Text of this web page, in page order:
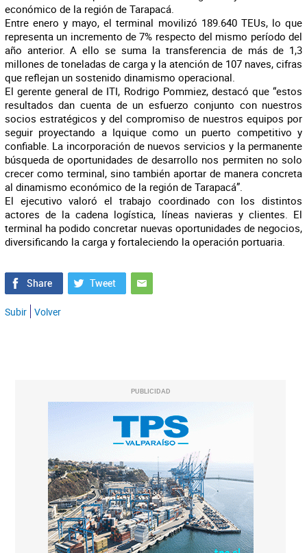
económico de la región de Tarapacá.
Entre enero y mayo, el terminal movilizó 189.640 TEUs, lo que
representa un incremento de 7% respecto del mismo período del
año anterior. A ello se suma la transferencia de más de 1,3
millones de toneladas de carga y la atención de 107 naves, cifras
que reflejan un sostenido dinamismo operacional.
El gerente general de ITI, Rodrigo Pommiez, destacó que “estos
resultados dan cuenta de un esfuerzo conjunto con nuestros
socios estratégicos y del compromiso de nuestros equipos por
seguir proyectando a Iquique como un puerto competitivo y
confiable. La incorporación de nuevos servicios y la permanente
búsqueda de oportunidades de desarrollo nos permiten no solo
crecer como terminal, sino también aportar de manera concreta
al dinamismo económico de la región de Tarapacá”.
El ejecutivo valoró el trabajo coordinado con los distintos
actores de la cadena logística, líneas navieras y clientes. El
terminal ha podido concretar nuevas oportunidades de negocios,
diversificando la carga y fortaleciendo la operación portuaria.
Subir Volver
PUBLICIDAD